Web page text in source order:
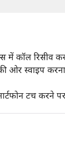
में कॉल रिसीव
ओर स्वाइप
टच करने